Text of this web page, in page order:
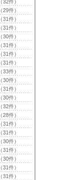
（32件）
（29件）
（31件）
（31件）
（30件）
（31件）
（31件）
（31件）
（33件）
（30件）
（31件）
（30件）
（32件）
（28件）
（31件）
（31件）
（30件）
（31件）
（30件）
（31件）
（31件）